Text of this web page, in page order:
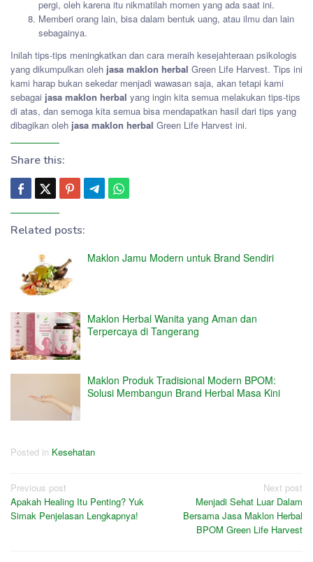
pergi, oleh karena itu nikmatilah momen yang ada saat ini.
Memberi orang lain, bisa dalam bentuk uang, atau ilmu dan lain
sebagainya.
Inilah tips-tips meningkatkan dan cara meraih kesejahteraan psikologis
yang dikumpulkan oleh jasa maklon herbal Green Life Harvest. Tips ini
kami harap bukan sekedar menjadi wawasan saja, akan tetapi kami
sebagai jasa maklon herbal yang ingin kita semua melakukan tips-tips
di atas, dan semoga kita semua bisa mendapatkan hasil dari tips yang
dibagikan oleh jasa maklon herbal Green Life Harvest ini.
Share this:
Related posts:
Maklon Jamu Modern untuk Brand Sendiri
Maklon Herbal Wanita yang Aman dan
Terpercaya di Tangerang
Maklon Produk Tradisional Modern BPOM:
Solusi Membangun Brand Herbal Masa Kini
Posted in Kesehatan
Post
navigation
Previous post
Apakah Healing Itu Penting? Yuk
Simak Penjelasan Lengkapnya!
Next post
Menjadi Sehat Luar Dalam
Bersama Jasa Maklon Herbal
BPOM Green Life Harvest